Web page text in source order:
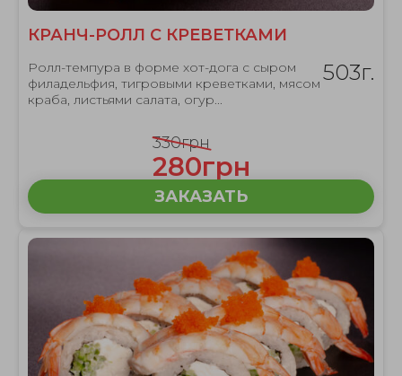
КРАНЧ-РОЛЛ С КРЕВЕТКАМИ
Ролл-темпура в форме хот-дога с сыром
филадельфия, тигровыми креветками, мясом
краба, листьями салата, огур...
503г.
330грн
280грн
ЗАКАЗАТЬ